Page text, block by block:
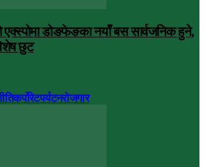
एक्स्पोमा डोङफेङका नयाँ बस सार्वजनिक हुने,
छुट
कर्पोरेटपर्यटनरोजगार